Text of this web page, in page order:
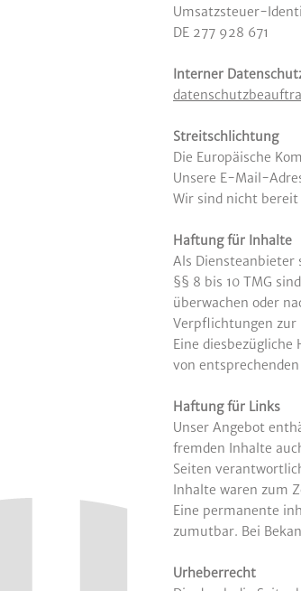
Umsatzsteuer-
DE 277 928 671
Interner
Streitschlichtung
Die Europäische
Unsere E-Mail-
Wir sind nicht
Haftung für Inhalte
Als Diensteanbieter
§§ 8 bis 10 TMG
überwachen oder
Verpflichtungen zur
Eine
von
Haftung für Links
Unser Angebot
fremden Inhalte
Seiten
Inhalte waren zum
Eine permanente
zumutbar. Bei
Urheberrecht